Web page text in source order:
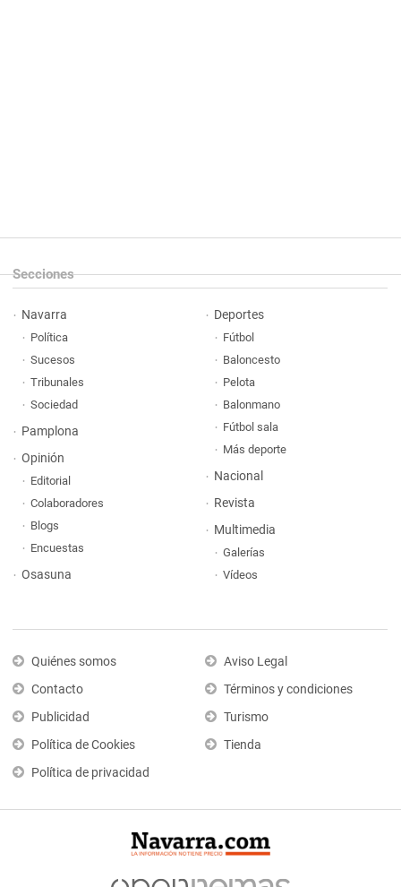
Secciones
Navarra
Política
Sucesos
Tribunales
Sociedad
Pamplona
Opinión
Editorial
Colaboradores
Blogs
Encuestas
Osasuna
Deportes
Fútbol
Baloncesto
Pelota
Balonmano
Fútbol sala
Más deporte
Nacional
Revista
Multimedia
Galerías
Vídeos
Quiénes somos
Contacto
Publicidad
Política de Cookies
Política de privacidad
Aviso Legal
Términos y condiciones
Turismo
Tienda